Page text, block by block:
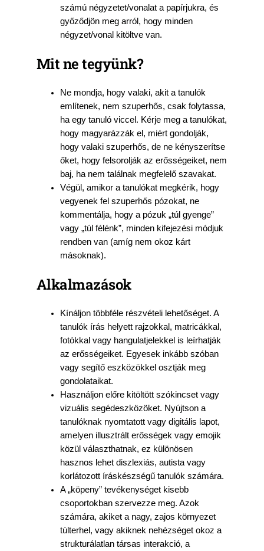
számú négyzetet/vonalat a papírjukra, és
győződjön meg arról, hogy minden
négyzet/vonal kitöltve van.
Mit ne tegyünk?
Ne mondja, hogy valaki, akit a tanulók
említenek, nem szuperhős, csak folytassa,
ha egy tanuló viccel. Kérje meg a tanulókat,
hogy magyarázzák el, miért gondolják,
hogy valaki szuperhős, de ne kényszerítse
őket, hogy felsorolják az erősségeiket, nem
baj, ha nem találnak megfelelő szavakat.
Végül, amikor a tanulókat megkérik, hogy
vegyenek fel szuperhős pózokat, ne
kommentálja, hogy a pózuk „túl gyenge”
vagy „túl félénk”, minden kifejezési módjuk
rendben van (amíg nem okoz kárt
másoknak).
Alkalmazások
Kínáljon többféle részvételi lehetőséget. A
tanulók írás helyett rajzokkal, matricákkal,
fotókkal vagy hangulatjelekkel is leírhatják
az erősségeiket. Egyesek inkább szóban
vagy segítő eszközökkel osztják meg
gondolataikat.
Használjon előre kitöltött szókincset vagy
vizuális segédeszközöket. Nyújtson a
tanulóknak nyomtatott vagy digitális lapot,
amelyen illusztrált erősségek vagy emojik
közül választhatnak, ez különösen
hasznos lehet diszlexiás, autista vagy
korlátozott íráskészségű tanulók számára.
A „köpeny” tevékenységet kisebb
csoportokban szervezze meg. Azok
számára, akiket a nagy, zajos környezet
túlterhel, vagy akiknek nehézséget okoz a
strukturálatlan társas interakció, a